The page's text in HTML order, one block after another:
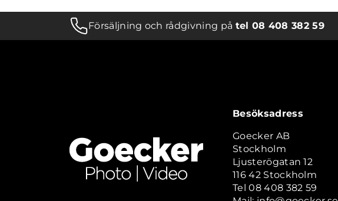
Försäljning och rådgivning på tel 08 408 382 59
Besöksadress
Goecker AB
Stockholm
Ljusterögatan 12
116 42 Stockholm
Tel 08 408 382 59